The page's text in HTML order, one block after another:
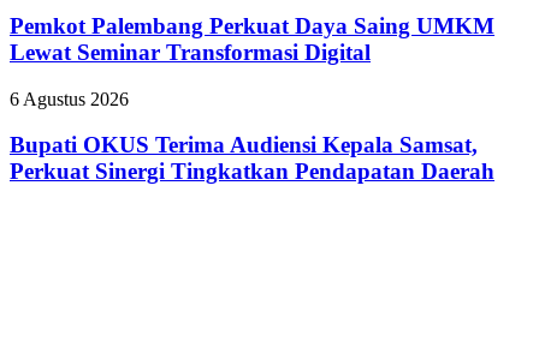
Perkuat
Daya
Saing
Lewat
Transformasi
Digital
Pemkot Palembang Perkuat Daya Saing UMKM
Lewat Seminar Transformasi Digital
Bupati
Terima
Audiensi
Kepala
6 Agustus 2026
Bupati OKUS Terima Audiensi Kepala Samsat,
Perkuat Sinergi Tingkatkan Pendapatan Daerah